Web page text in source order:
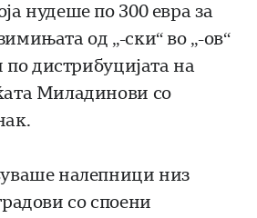
нудеше по 300 евра за
од „-ски“ во „-ов“
по дистрибуцијата на
Миладинови со
налепници низ
со споени